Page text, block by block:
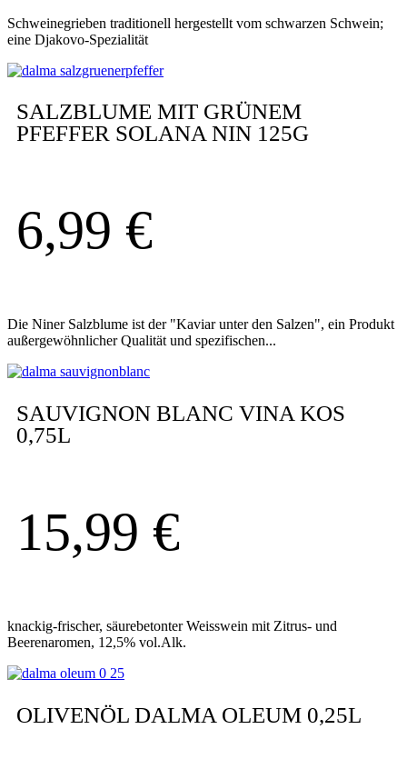
Schweinegrieben traditionell hergestellt vom schwarzen Schwein;
eine Djakovo-Spezialität
SALZBLUME MIT GRÜNEM
PFEFFER SOLANA NIN 125G
6,99 €
Die Niner Salzblume ist der "Kaviar unter den Salzen", ein Produkt
außergewöhnlicher Qualität und spezifischen...
SAUVIGNON BLANC VINA KOS
0,75L
15,99 €
knackig-frischer, säurebetonter Weisswein mit Zitrus- und
Beerenaromen, 12,5% vol.Alk.
OLIVENÖL DALMA OLEUM 0,25L